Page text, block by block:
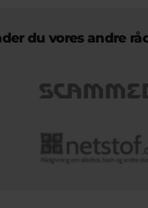
du vores andre